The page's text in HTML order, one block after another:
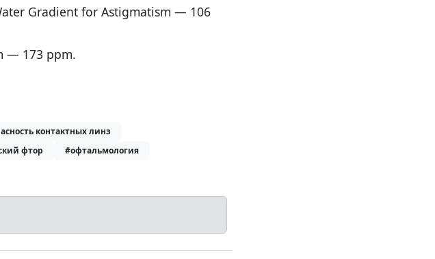
Gradient for Astigmatism — 106
— 173 ppm.
контактных линз
фтор
#офтальмология